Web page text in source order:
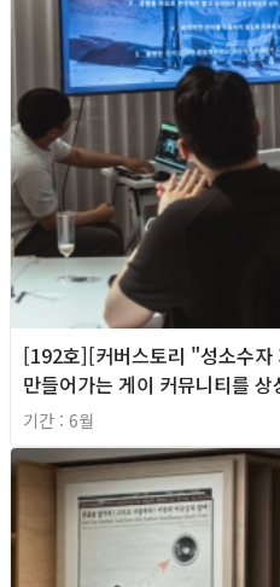
[192호][커버스토리 "성소수
만들어가는 게이 커뮤니티를 상
기간 : 6월